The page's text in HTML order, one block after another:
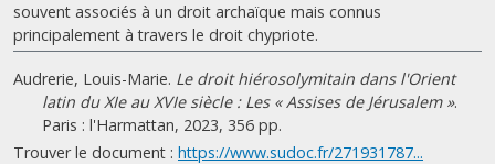
souvent associés à un droit archaïque mais connus
principalement à travers le droit chypriote.
Audrerie, Louis-Marie. Le droit hiérosolymitain dans l'Orient
latin du XIe au XVIe siècle : Les « Assises de Jérusalem ».
Paris : l'Harmattan, 2023, 356 pp.
Trouver le document : https://www.sudoc.fr/271931787...